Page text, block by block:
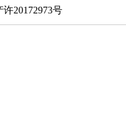
20172973号